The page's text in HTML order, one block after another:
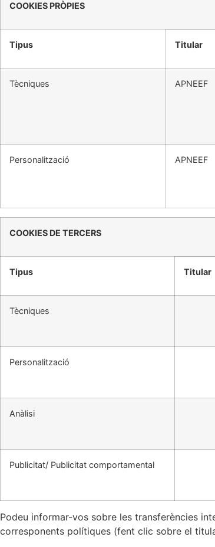
COOKIES PRÒPIES
Tipus Titular
Tècniques APNEEF
Personalització APNEEF
COOKIES DE TERCERS
Tipus Titular
Tècniques
Personalització
Anàlisi
Publicitat/ Publicitat comportamental
Podeu informar-vos sobre les transferències
corresponents polítiques (fent clic sobre el